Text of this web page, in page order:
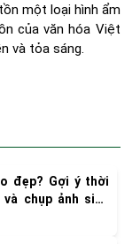
một loại hình ẩm
của văn hóa Việt
và tỏa sáng.
đẹp? Gợi ý thời
chụp ảnh siêu